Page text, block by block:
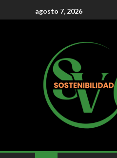
agosto 7, 2026